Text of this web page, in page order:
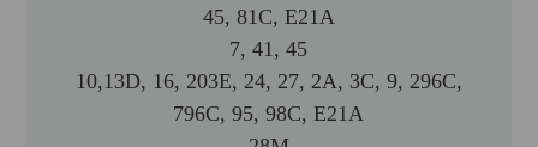
45, 81C, E21A
7, 41, 45
10,13D, 16, 203E, 24, 27, 2A, 3C, 9, 296C,
796C, 95, 98C, E21A